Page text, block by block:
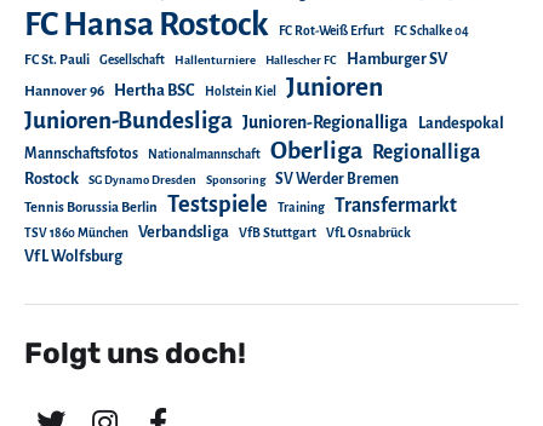
FC Hansa Rostock FC Rot-Weiß Erfurt FC Schalke 04
FC St. Pauli Gesellschaft Hallenturniere Hallescher FC Hamburger SV
Hannover 96 Hertha BSC Holstein Kiel Junioren
Junioren-Bundesliga Junioren-Regionalliga
Landespokal
Mannschaftsfotos
Nationalmannschaft Oberliga Regionalliga
Rostock SG Dynamo Dresden Sponsoring SV Werder Bremen
Tennis Borussia Berlin Testspiele Training Transfermarkt
TSV 1860 München Verbandsliga VfB Stuttgart VfL Osnabrück
VfL Wolfsburg
Folgt uns doch!